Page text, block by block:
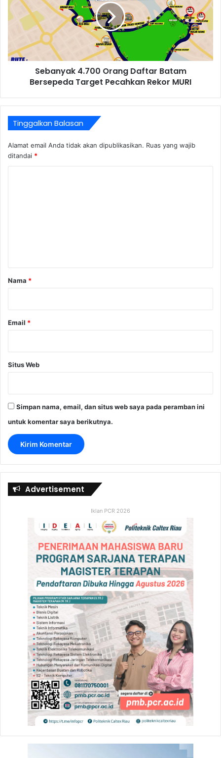
Sebanyak 4.700 Orang Daftar Batam
Bersepeda Target Pecahkan Rekor MURI
Tinggalkan Balasan
Alamat email Anda tidak akan dipublikasikan. Ruas yang wajib
ditandai *
r
Nama *
Email *
Situs Web
Simpan nama, email, dan situs web saya pada peramban ini
untuk komentar saya berikutnya.
Advertisement
Iklan PCR 2026